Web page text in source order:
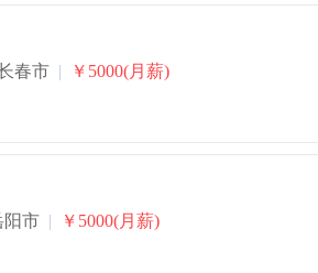
春市 | ￥5000(月薪)
阳市 | ￥5000(月薪)